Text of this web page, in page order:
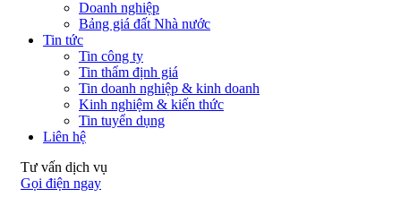
Doanh nghiệp
Bảng giá đất Nhà nước
Tin tức
Tin công ty
Tin thẩm định giá
Tin doanh nghiệp & kinh doanh
Kinh nghiệm & kiến thức
Tin tuyển dụng
Liên hệ
Tư vấn dịch vụ
Gọi điện ngay